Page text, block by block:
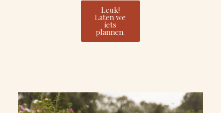
Leuk!
Laten we
iets
plannen.